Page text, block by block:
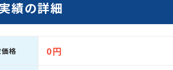
績の詳細
格 0円